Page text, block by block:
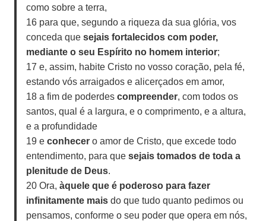
como sobre a terra,
16 para que, segundo a riqueza da sua glória, vos
conceda que sejais fortalecidos com poder,
mediante o seu Espírito no homem interior;
17 e, assim, habite Cristo no vosso coração, pela fé,
estando vós arraigados e alicerçados em amor,
18 a fim de poderdes compreender, com todos os
santos, qual é a largura, e o comprimento, e a altura,
e a profundidade
19 e conhecer o amor de Cristo, que excede todo
entendimento, para que sejais tomados de toda a
plenitude de Deus.
20 Ora, àquele que é poderoso para fazer
infinitamente mais do que tudo quanto pedimos ou
pensamos, conforme o seu poder que opera em nós,